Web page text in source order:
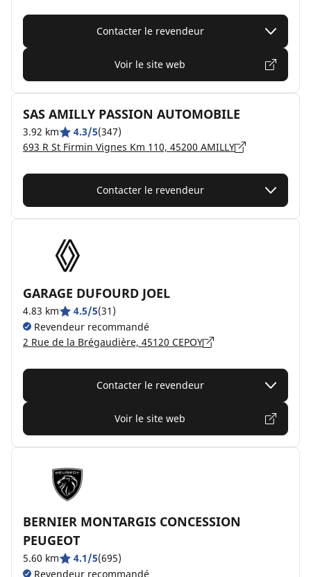
Contacter le revendeur
Voir le site web
SAS AMILLY PASSION AUTOMOBILE
3.92 km 4.3/5(347)
693 R St Firmin Vignes Km 110, 45200 AMILLY
Contacter le revendeur
GARAGE DUFOURD JOEL
4.83 km 4.5/5(31)
Revendeur recommandé
2 Rue de la Brégaudière, 45120 CEPOY
Contacter le revendeur
Voir le site web
BERNIER MONTARGIS CONCESSION
PEUGEOT
5.60 km 4.1/5(695)
Revendeur recommandé